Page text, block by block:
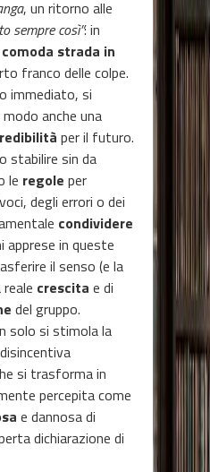
, un ritorno alle
sempre così”: in
comoda strada in
franco delle colpe.
immediato, si
anche una
per il futuro.
stabilire sin da
le regole per
degli errori o dei
condividere
apprese in queste
il senso (e la
crescita e di
del gruppo.
solo si stimola la
si trasforma in
percepita come
e dannosa di
dichiarazione di